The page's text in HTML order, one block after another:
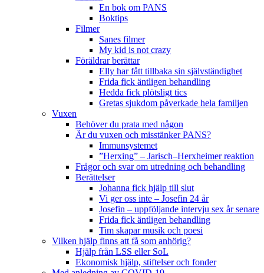
En bok om PANS
Boktips
Filmer
Sanes filmer
My kid is not crazy
Föräldrar berättar
Elly har fått tillbaka sin självständighet
Frida fick äntligen behandling
Hedda fick plötsligt tics
Gretas sjukdom påverkade hela familjen
Vuxen
Behöver du prata med någon
Är du vuxen och misstänker PANS?
Immunsystemet
”Herxing” – Jarisch–Herxheimer reaktion
Frågor och svar om utredning och behandling
Berättelser
Johanna fick hjälp till slut
Vi ger oss inte – Josefin 24 år
Josefin – uppföljande intervju sex år senare
Frida fick äntligen behandling
Tim skapar musik och poesi
Vilken hjälp finns att få som anhörig?
Hjälp från LSS eller SoL
Ekonomisk hjälp, stiftelser och fonder